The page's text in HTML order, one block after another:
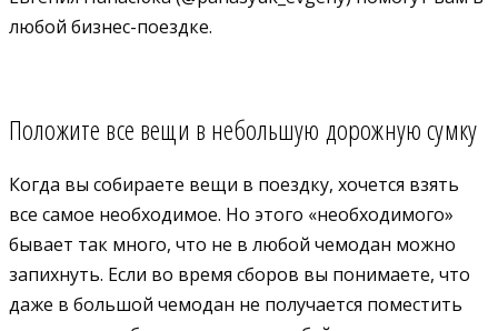
любой бизнес-поездке.
Положите все вещи в небольшую дорожную сумку
Когда вы собираете вещи в поездку, хочется взять
все самое необходимое. Но этого «необходимого»
бывает так много, что не в любой чемодан можно
запихнуть. Если во время сборов вы понимаете, что
даже в большой чемодан не получается поместить